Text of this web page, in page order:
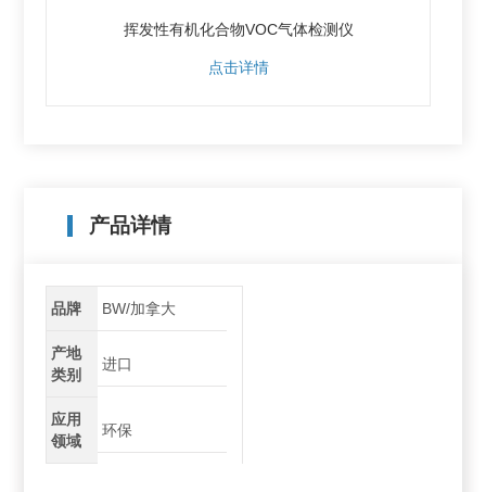
挥发性有机化合物VOC气体检测仪
点击详情
产品详情
品牌 BW/加拿大
产地
类别
进口
应用
领域
环保